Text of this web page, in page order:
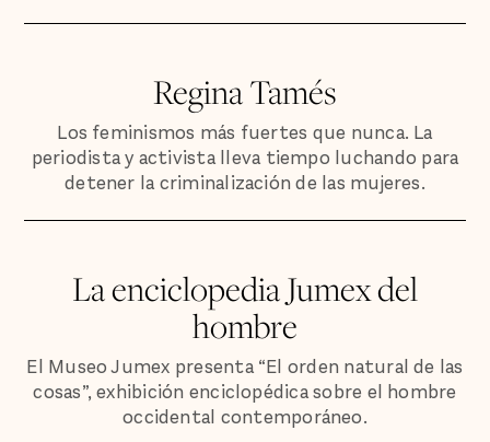
Regina Tamés
Los feminismos más fuertes que nunca. La
periodista y activista lleva tiempo luchando para
detener la criminalización de las mujeres.
La enciclopedia Jumex del
hombre
El Museo Jumex presenta “El orden natural de las
cosas”, exhibición enciclopédica sobre el hombre
occidental contemporáneo.